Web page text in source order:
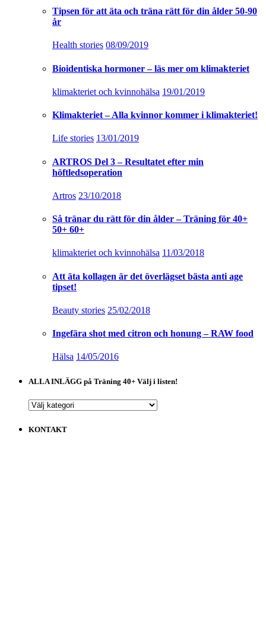
Tipsen för att äta och träna rätt för din ålder 50-90
år
Health stories 08/09/2019
Bioidentiska hormoner – läs mer om klimakteriet
klimakteriet och kvinnohälsa 19/01/2019
Klimakteriet – Alla kvinnor kommer i klimakteriet!
Life stories 13/01/2019
ARTROS Del 3 – Resultatet efter min
höftledsoperation
Artros 23/10/2018
Så tränar du rätt för din ålder – Träning för 40+
50+ 60+
klimakteriet och kvinnohälsa 11/03/2018
Att äta kollagen är det överlägset bästa anti age
tipset!
Beauty stories 25/02/2018
Ingefära shot med citron och honung – RAW food
Hälsa 14/05/2016
ALLA INLÄGG på Träning 40+ Välj i listen!
ALLA
på
KONTAKT